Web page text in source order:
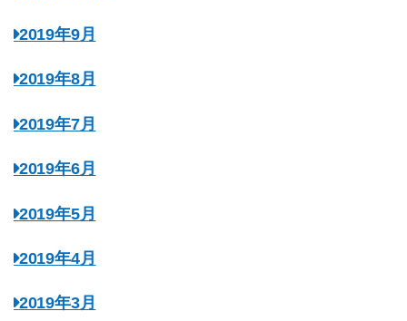
2019年9月
2019年8月
2019年7月
2019年6月
2019年5月
2019年4月
2019年3月